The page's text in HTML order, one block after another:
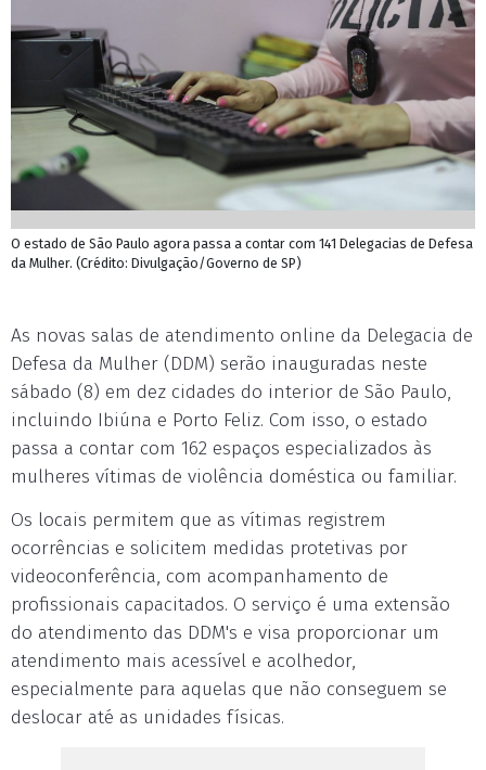
O estado de São Paulo agora passa a contar com 141 Delegacias de Defesa
da Mulher. (Crédito: Divulgação/Governo de SP)
As novas salas de atendimento online da Delegacia de
Defesa da Mulher (DDM) serão inauguradas neste
sábado (8) em dez cidades do interior de São Paulo,
incluindo Ibiúna e Porto Feliz. Com isso, o estado
passa a contar com 162 espaços especializados às
mulheres vítimas de violência doméstica ou familiar.
Os locais permitem que as vítimas registrem
ocorrências e solicitem medidas protetivas por
videoconferência, com acompanhamento de
profissionais capacitados. O serviço é uma extensão
do atendimento das DDM's e visa proporcionar um
atendimento mais acessível e acolhedor,
especialmente para aquelas que não conseguem se
deslocar até as unidades físicas.